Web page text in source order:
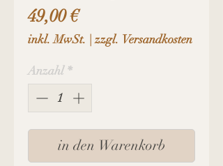
49,00 €Preis
inkl. MwSt. |zzgl. Versandkosten
Anzahl *
in den Warenkorb